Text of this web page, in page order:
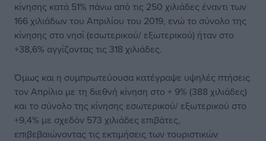
κίνησης κατά 51% πάνω από τις 250 χιλιάδες έναντι των
166 χιλιάδων του Απριλίου του 2019, ενώ το σύνολο της
κίνησης στο νησί (εσωτερικού/ εξωτερικού) ήταν στο
+38,6% αγγίζοντας τις 318 χιλιάδες.
Όμως και η συμπρωτεύουσα κατέγραψε υψηλές πτήσεις
τον Απρίλιο με τη διεθνή κίνηση στο + 9% (388 χιλιάδες)
και το σύνολο της κίνησης εσωτερικού/ εξωτερικού στο
+9,4% με σχεδόν 573 χιλιάδες επιβάτες,
επιβεβαιώνοντας τις εκτιμήσεις των τουριστικών